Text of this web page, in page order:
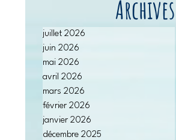
Archives
juillet 2026
juin 2026
mai 2026
avril 2026
mars 2026
février 2026
janvier 2026
décembre 2025